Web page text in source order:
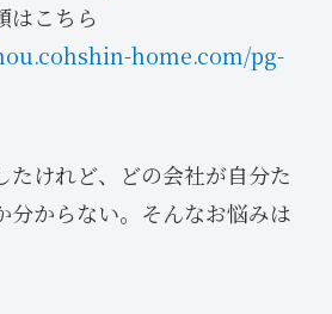
はこちら
home.com/pg-
たけれど、どの会社が自分た
分からない。そんなお悩みは